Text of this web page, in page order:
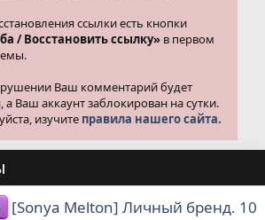
ссылки есть кнопки
/ Восстановить ссылку» в первом
Ваш комментарий будет
а Ваш аккаунт заблокирован на сутки.
изучите правила нашего сайта.
[Sonya Melton] Личный бренд. 10